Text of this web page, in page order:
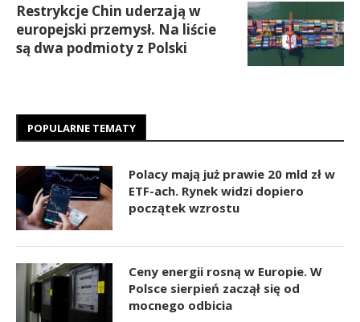
Restrykcje Chin uderzają w
europejski przemysł. Na liście
są dwa podmioty z Polski
POPULARNE TEMATY
Polacy mają już prawie 20 mld zł w
ETF-ach. Rynek widzi dopiero
początek wzrostu
Ceny energii rosną w Europie. W
Polsce sierpień zaczął się od
mocnego odbicia